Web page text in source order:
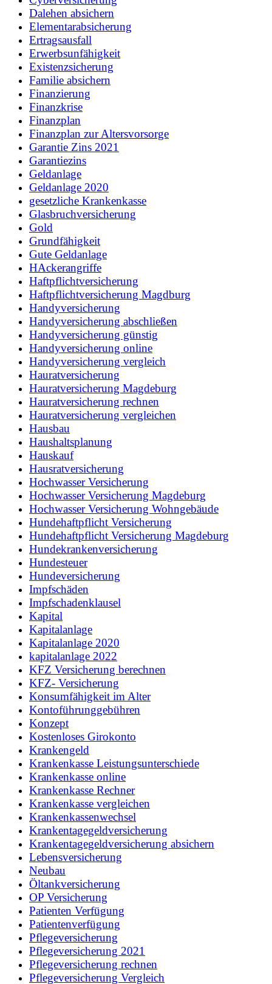
Dalehen absichern
Elementarabsicherung
Ertragsausfall
Erwerbsunfähigkeit
Existenzsicherung
Familie absichern
Finanzierung
Finanzkrise
Finanzplan
Finanzplan zur Altersvorsorge
Garantie Zins 2021
Garantiezins
Geldanlage
Geldanlage 2020
gesetzliche Krankenkasse
Glasbruchversicherung
Gold
Grundfähigkeit
Gute Geldanlage
HAckerangriffe
Haftpflichtversicherung
Haftpflichtversicherung Magdburg
Handyversicherung
Handyversicherung abschließen
Handyversicherung günstig
Handyversicherung online
Handyversicherung vergleich
Hauratversicherung
Hauratversicherung Magdeburg
Hauratversicherung rechnen
Hauratversicherung vergleichen
Hausbau
Haushaltsplanung
Hauskauf
Hausratversicherung
Hochwasser Versicherung
Hochwasser Versicherung Magdeburg
Hochwasser Versicherung Wohngebäude
Hundehaftpflicht Versicherung
Hundehaftpflicht Versicherung Magdeburg
Hundekrankenversicherung
Hundesteuer
Hundeversicherung
Impfschäden
Impfschadenklausel
Kapital
Kapitalanlage
Kapitalanlage 2020
kapitalanlage 2022
KFZ Versicherung berechnen
KFZ- Versicherung
Konsumfähigkeit im Alter
Kontoführunggebühren
Konzept
Kostenloses Girokonto
Krankengeld
Krankenkasse Leistungsunterschiede
Krankenkasse online
Krankenkasse Rechner
Krankenkasse vergleichen
Krankenkassenwechsel
Krankentagegeldversicherung
Krankentagegeldversicherung absichern
Lebensversicherung
Neubau
Öltankversicherung
OP Versicherung
Patienten Verfügung
Patientenverfügung
Pflegeversicherung
Pflegeversicherung 2021
Pflegeversicherung rechnen
Pflegeversicherung Vergleich